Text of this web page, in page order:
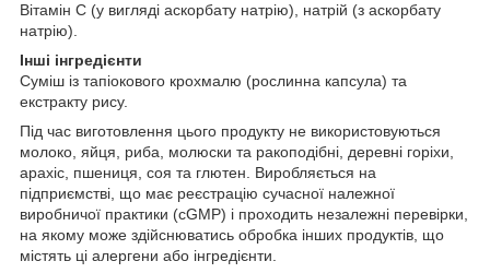
Вітамін C (у вигляді аскорбату натрію), натрій (з аскорбату
натрію).
Інші інгредієнти
Суміш із тапіокового крохмалю (рослинна капсула) та
екстракту рису.
Під час виготовлення цього продукту не використовуються
молоко, яйця, риба, молюски та ракоподібні, деревні горіхи,
арахіс, пшениця, соя та глютен. Виробляється на
підприємстві, що має реєстрацію сучасної належної
виробничої практики (cGMP) і проходить незалежні перевірки,
на якому може здійснюватись обробка інших продуктів, що
містять ці алергени або інгредієнти.